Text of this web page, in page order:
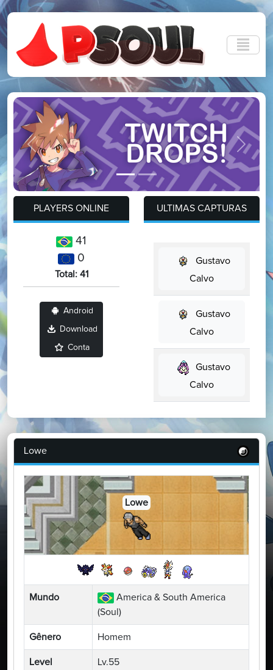
Previous Next
PLAYERS ONLINE
41
0
Total: 41
Android
Download
Conta
ULTIMAS CAPTURAS
Gustavo
Calvo
Gustavo
Calvo
Gustavo
Calvo
Lowe
Lowe
Mundo
America & South America
(Soul)
Gênero Homem
Level Lv.55